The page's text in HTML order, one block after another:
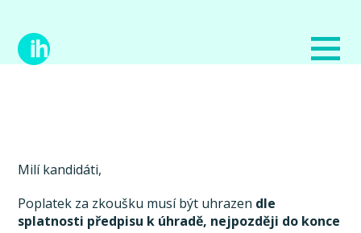
Milí kandidáti,
Poplatek za zkoušku musí být uhrazen dle
splatnosti předpisu k úhradě, nejpozději do konce